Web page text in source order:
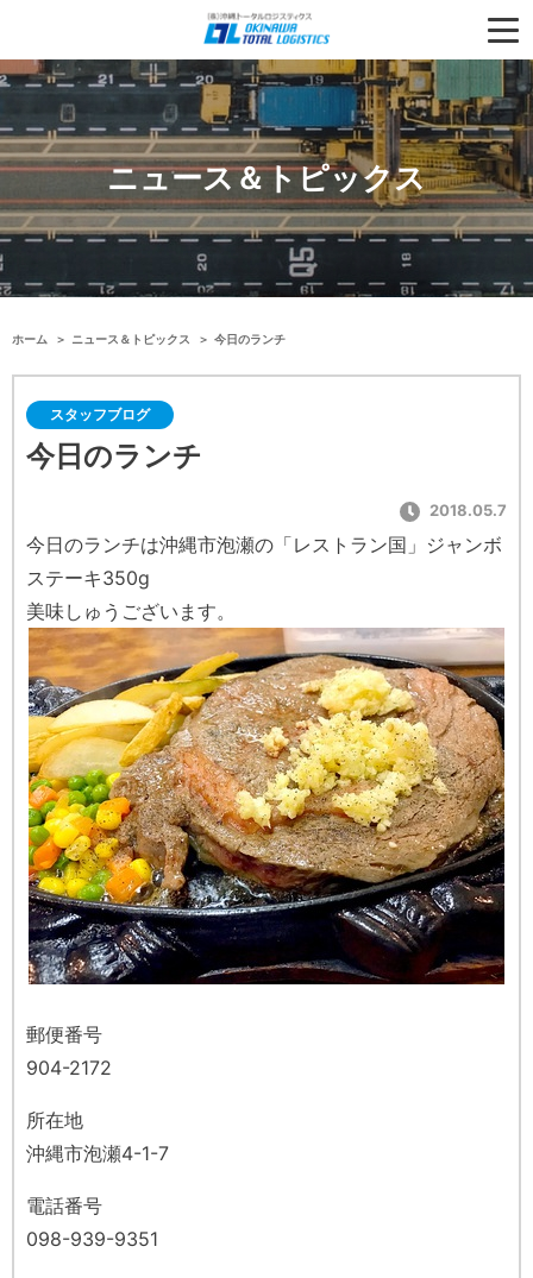
ニュース＆トピックス
ホーム ニュース＆トピックス 今日のランチ
スタッフブログ
今日のランチ
2018.05.7
今日のランチは沖縄市泡瀬の「レストラン国」ジャンボ
ステーキ350g
美味しゅうございます。
郵便番号
904-2172
所在地
沖縄市泡瀬4-1-7
電話番号
098-939-9351